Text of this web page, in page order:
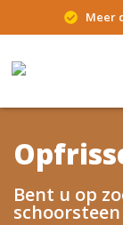
Meer
Bent u op